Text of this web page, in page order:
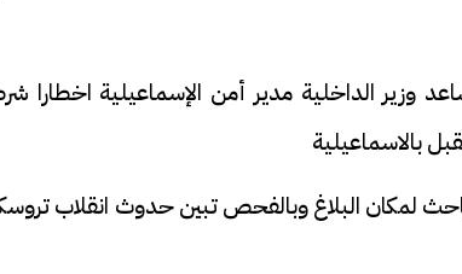
وزير الداخلية مدير أمن الإسماعيلية اخطارا
بالاسماعيلية